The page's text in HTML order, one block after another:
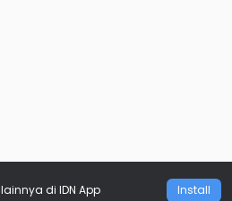
lainnya di IDN App Install